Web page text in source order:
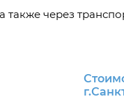
также через